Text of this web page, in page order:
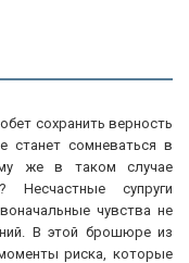
сохранить верность
станет сомневаться в
же в таком случае
Несчастные супруги
чувства не
В этой брошюре из
риска, которые